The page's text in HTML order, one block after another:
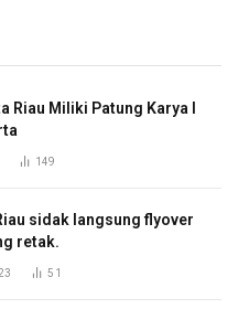
Riau Miliki Patung Karya I
149
sidak langsung flyover
retak.
51